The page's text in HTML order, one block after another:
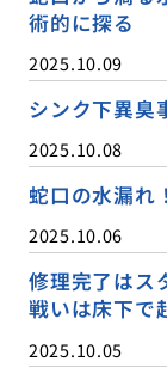
術的に探る
2025.10.09
シンク下異臭
2025.10.08
蛇口の水漏れ
2025.10.06
修理完了はス
戦いは床下で
2025.10.05